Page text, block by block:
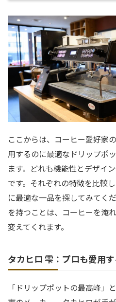
ここからは、コーヒー愛好家
用するのに最適なドリップポ
ます。どれも機能性とデザイ
です。それぞれの特徴を比較
に最適な一品を探してみてく
を持つことは、コーヒーを淹
変えてくれます。
タカヒロ 雫：プロも愛用
「ドリップポットの最高峰」